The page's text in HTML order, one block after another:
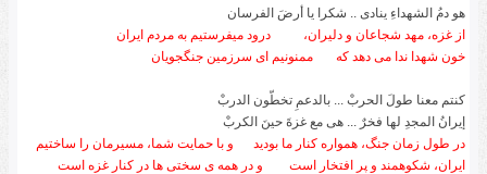
هو دمُ الشهداءِ ینادی .. شکرا یا أرضَ الفرسان
از غزه، مهد شجاعان و دلیران،
درود میفرستیم به مردم ایران
خون شهدا ندا می دهد که
ممنونیم ای سرزمین جنگجویان
کنتم معنا طولَ الحربْ ... بالدعمِ تخطّون الدربْ
إیرانُ المجدِ لها فخرٌ ... هی مع غزةَ حینَ الکربْ
در طول زمان جنگ، همواره کنار ما بودید
و با حمایت شما، مسیرمان را ساختیم
ایران، شکوهمند و پر افتخار است
و در همه ی سختی ها در کنار غزه است